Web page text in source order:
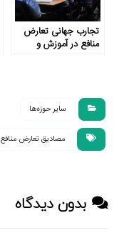
تجارب جهانی تعارض
منافع در آموزش و
سایر حوزه‌ها
مصادیق تعارض منافع
بدون دیدگاه